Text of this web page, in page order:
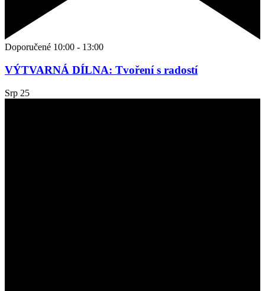
Doporučené 10:00 - 13:00
VÝTVARNÁ DÍLNA: Tvoření s radostí
Srp 25